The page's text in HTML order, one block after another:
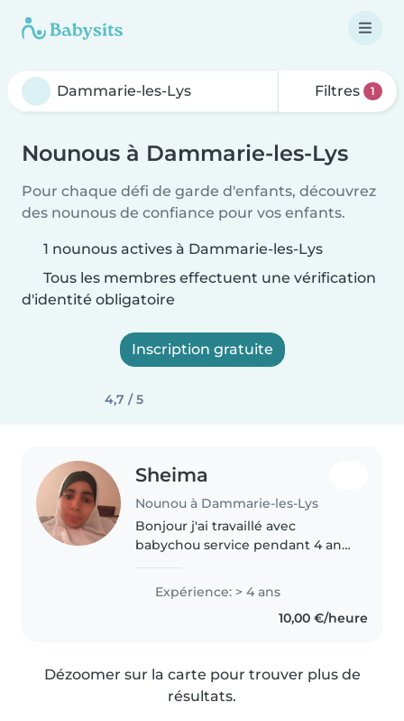
Filtres 1
Nounous à Dammarie-les-Lys
Pour chaque défi de garde d'enfants, découvrez
des nounous de confiance pour vos enfants.
1 nounous actives à Dammarie-les-Lys
Tous les membres effectuent une vérification
d'identité obligatoire
Inscription gratuite
4,7 / 5
Sheima
Nounou à Dammarie-les-Lys
Bonjour j'ai travaillé avec
babychou service pendant 4 ans.
Expérience: > 4 ans
10,00 €/heure
Dézoomer sur la carte pour trouver plus de
résultats.